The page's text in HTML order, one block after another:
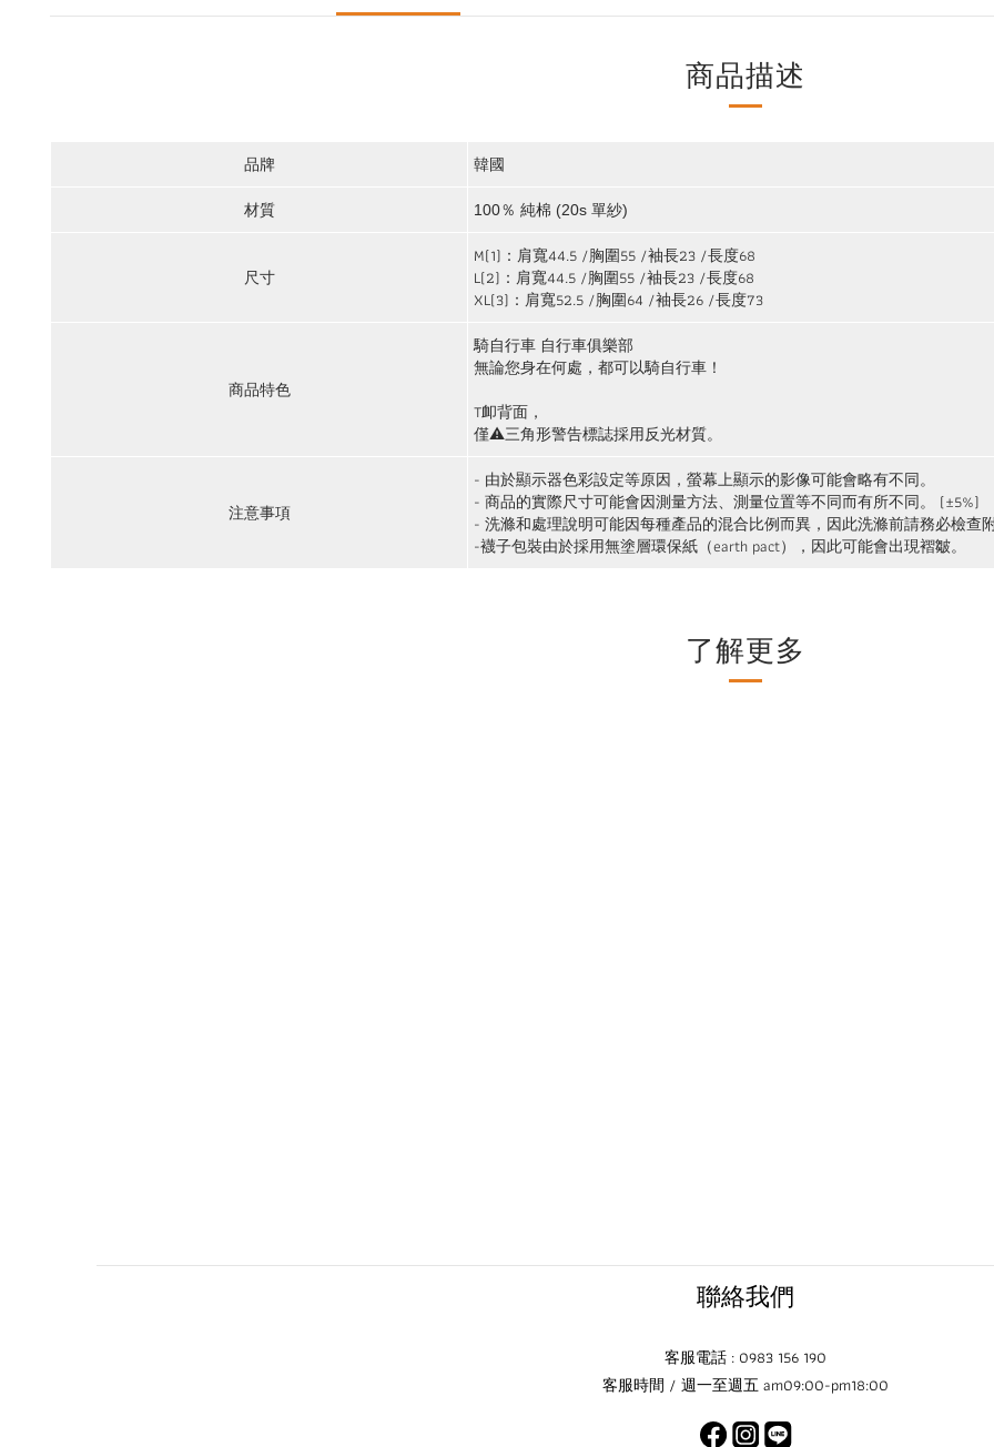
商品描述
品牌 韓國
材質 100％ 純棉 (20s 單紗)
尺寸
M(1)：肩寬44.5 /胸圍55 /袖長23 /長度68
L(2)：肩寬44.5 /胸圍55 /袖長23 /長度68
XL(3)：肩寬52.5 /胸圍64 /袖長26 /長度73
商品特色
騎自行車 自行車俱樂部
無論您身在何處，都可以騎自行車！
T卹背面，
僅⚠三角形警告標誌採用反光材質。
注意事項
- 由於顯示器色彩設定等原因，螢幕上顯示的影像可能會略有不同。
- 商品的實際尺寸可能會因測量方法、測量位置等不同而有所不同。 (±5%)
- 洗滌和處理說明可能因每種產品的混合比例而異，因此洗滌前請務必檢查
-襪子包裝由於採用無塗層環保紙（earth pact），因此可能會出現褶皺。
了解更多
聯絡我們
客服電話 : 0983 156 190
客服時間 / 週一至週五 am09:00-pm18:00